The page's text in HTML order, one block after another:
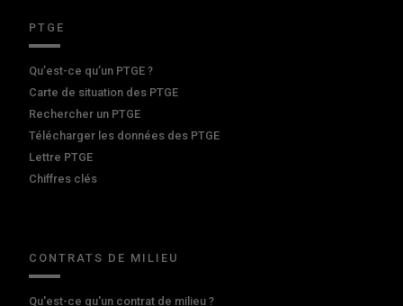
PTGE
Qu’est-ce qu’un PTGE ?
Carte de situation des PTGE
Rechercher un PTGE
Télécharger les données des PTGE
Lettre PTGE
Chiffres clés
CONTRATS DE MILIEU
Qu'est-ce qu'un contrat de milieu ?